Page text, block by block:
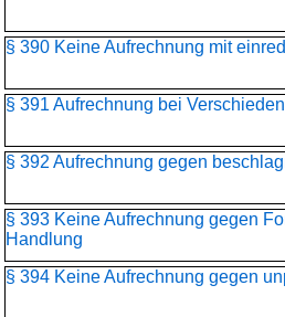
§ 390 Keine Aufrechnung mit
§ 391 Aufrechnung bei
§ 392 Aufrechnung gegen
§ 393 Keine Aufrechnung gegen
Handlung
§ 394 Keine Aufrechnung gegen